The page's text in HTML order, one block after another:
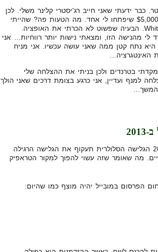
כבר ידעתי שאני חייב רג'יסטרי קלינר משלי. לכן
שילמתי לחברה הודית $5,000 שיפתחו לי אחד. מה הטעות פה? שהייתי
צריך ללכת על White Label. הבעיה שפשוט לא הכרתי את האופציה.
לי מהנישה הזו, ומצאתי נישות יותר רווחיות… אני
היא נתח קטן ממה שאני עושה עכשיו. אני מניח
האינטגרציה…
בטרנדים ולכן בניתי את ההצלחה שלי
למנף ועדיין, אני כרגע בצומת דרכים שאני הולך
אנאליסטים טוענים, שעד 2013 הגלישה הסלולרית תעקוף את הגלישה הרגילה
מה שאומר שזה עשוי להפוך למקור הטראפיק